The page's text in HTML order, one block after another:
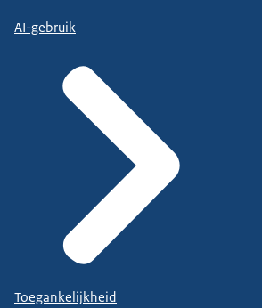
AI-gebruik
Toegankelijkheid